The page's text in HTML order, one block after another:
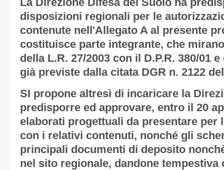
La Direzione Difesa del Suolo ha
disposizioni regionali per le
contenute nell'Allegato Aal presente
costituisce parte integrante, che
della L.R. 27/2003 con il D.P.R. 380/01
già previste dalla citata DGR n. 2122
SI propone altresì di incaricare la
predisporre ed approvare, entro il 20
elaborati progettuali da presentare per
con i relativi contenuti, nonché gli
principali documenti di deposito
nel sito regionale, dandone